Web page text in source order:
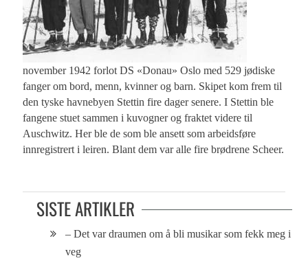
november 1942 forlot DS «Donau» Oslo med 529 jødiske
fanger om bord, menn, kvinner og barn. Skipet kom frem til
den tyske havnebyen Stettin fire dager senere. I Stettin ble
fangene stuet sammen i kuvogner og fraktet videre til
Auschwitz. Her ble de som ble ansett som arbeidsføre
innregistrert i leiren. Blant dem var alle fire brødrene Scheer.
SISTE ARTIKLER
– Det var draumen om å bli musikar som fekk meg i
veg